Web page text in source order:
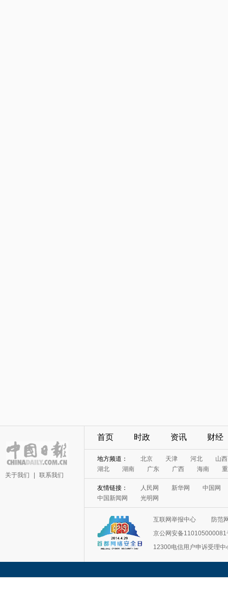
关于我们 联系我们
首页 时政 资讯 财经
地方频道： 北京 天津 河北
山西
湖北
湖南 广东 广西 海南
友情链接： 人民网 新华网
中国网
中国新闻网
光明网
互联网举报中心
防范
京公网安备110105000081
12300电信用户申诉受理中